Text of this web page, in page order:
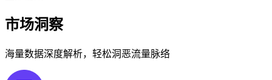
市场洞察
海量数据深度解析，轻松洞恶流量脉络